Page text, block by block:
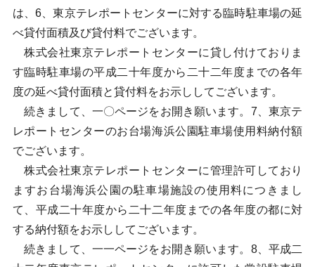
は、6、東京テレポートセンターに対する臨時駐車場の延
べ貸付面積及び貸付料でございます。
株式会社東京テレポートセンターに貸し付けておりま
す臨時駐車場の平成二十年度から二十二年度までの各年
度の延べ貸付面積と貸付料をお示ししてございます。
続きまして、一〇ページをお開き願います。7、東京テ
レポートセンターのお台場海浜公園駐車場使用料納付額
でございます。
株式会社東京テレポートセンターに管理許可しており
ますお台場海浜公園の駐車場施設の使用料につきまし
て、平成二十年度から二十二年度までの各年度の都に対
する納付額をお示ししてございます。
続きまして、一一ページをお開き願います。8、平成二